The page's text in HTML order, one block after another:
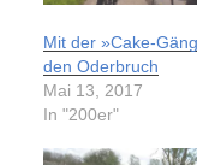
Mit der »Cake-
den Oderbruch
Mai 13, 2017
In "200er"